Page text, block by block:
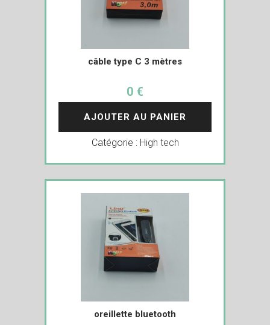
câble type C 3 mètres
0 €
AJOUTER AU PANIER
Catégorie : High tech
oreillette bluetooth